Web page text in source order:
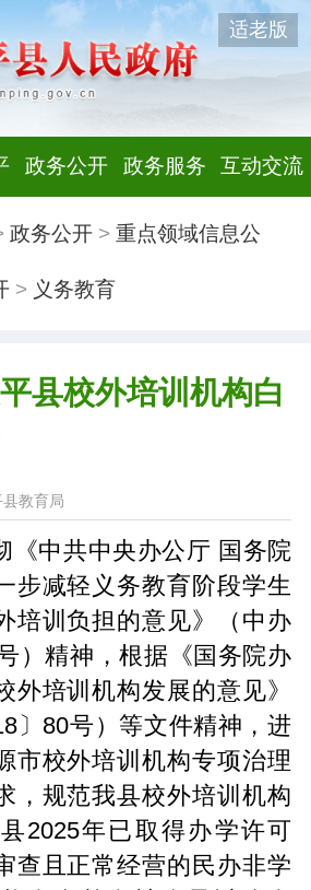
适老版
政务公开 政务服务 互动交流
政务公开> 重点领域信息公
> 义务教育
县校外培训机构白
教育局
中共中央办公厅 国务院
步减轻义务教育阶段学生
培训负担的意见》（中办
）精神，根据《国务院办
外培训机构发展的意见》
〕80号）等文件精神，进
市校外培训机构专项治理
，规范我县校外培训机构
2025年已取得办学许可
查且正常经营的民办非学